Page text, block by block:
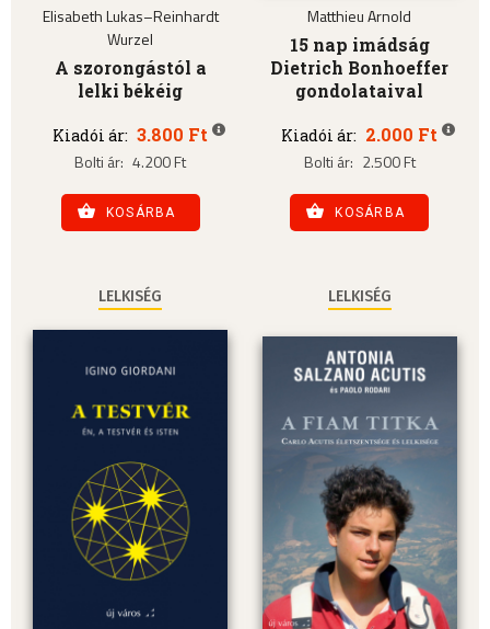
Elisabeth Lukas–Reinhardt
Wurzel
A szorongástól a
lelki békéig
Kiadói ár: 3.800 Ft
Bolti ár: 4.200 Ft
KOSÁRBA
Matthieu Arnold
15 nap imádság
Dietrich Bonhoeffer
gondolataival
Kiadói ár: 2.000 Ft
Bolti ár: 2.500 Ft
KOSÁRBA
LELKISÉG LELKISÉG